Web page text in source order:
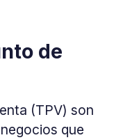
de
(TPV) son
que